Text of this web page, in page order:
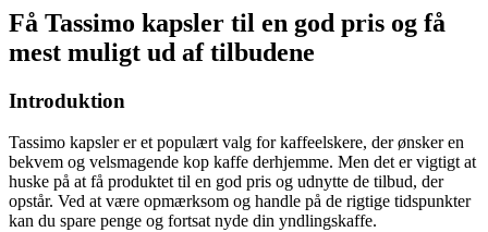
Få Tassimo kapsler til en god pris og få
mest muligt ud af tilbudene
Introduktion
Tassimo kapsler er et populært valg for kaffeelskere, der ønsker en
bekvem og velsmagende kop kaffe derhjemme. Men det er vigtigt at
huske på at få produktet til en god pris og udnytte de tilbud, der
opstår. Ved at være opmærksom og handle på de rigtige tidspunkter
kan du spare penge og fortsat nyde din yndlingskaffe.